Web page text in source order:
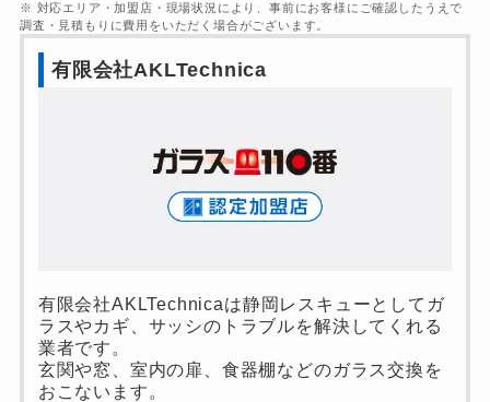
※ 対応エリア・加盟店・現場状況により、事前にお客様にご確認したうえで
調査・見積もりに費用をいただく場合がございます。
有限会社AKLTechnica
有限会社AKLTechnicaは静岡レスキューとしてガ
ラスやカギ、サッシのトラブルを解決してくれる
業者です。
玄関や窓、室内の扉、食器棚などのガラス交換を
おこないます。